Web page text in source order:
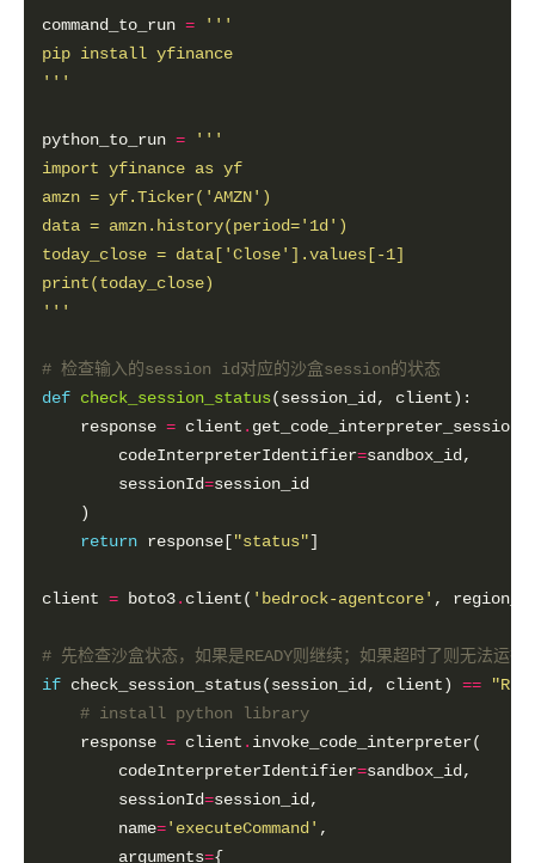
command_to_run =
'''
python_to_run =
'''
# 检查输入的session id对应的沙盒session的状态
def check_session_status
    response
= client .
        codeInterpreterIdentifier
=
        sessionId
=
return response["status"
client = boto3. client( 'bedrock-agentcore' ,
# 先检查沙盒状态，如果是READY则继续；如果超时了则无法运
if check_session_status(session_id, client) ==
# install python library
    response
= client .
        codeInterpreterIdentifier
=
        sessionId
=
        name
='executeCommand'
        arguments
=